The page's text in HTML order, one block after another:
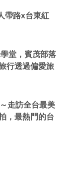
帶路x台東紅
堂，賓茂部落
行透過偏愛旅
走訪全台最美
，最熱門的台